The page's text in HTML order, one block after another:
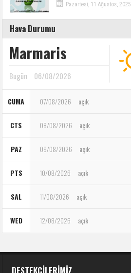
Pazartesi, 11 Ağustos, 2025
Hava Durumu
Marmaris
Bugün 06/08/2026
CUMA 07/08/2026 açık
CTS 08/08/2026 açık
PAZ 09/08/2026 açık
PTS 10/08/2026 açık
SAL 11/08/2026 açık
WED 12/08/2026 açık
DESTEKÇILERIMIZ